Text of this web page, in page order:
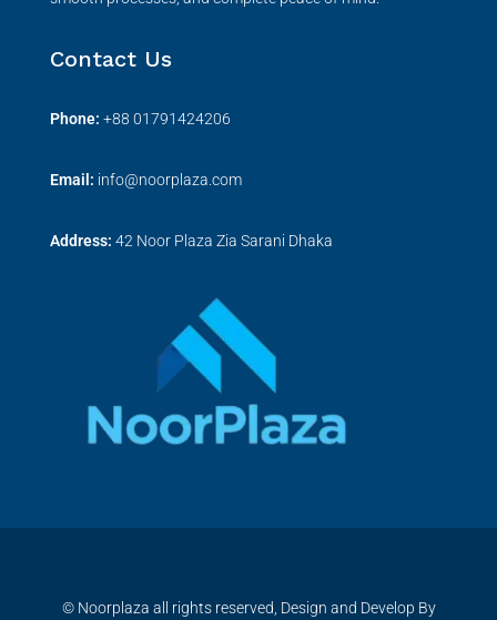
Contact Us
Phone: +88 01791424206
Email: info@noorplaza.com
Address: 42 Noor Plaza Zia Sarani Dhaka
© Noorplaza all rights reserved, Design and Develop By